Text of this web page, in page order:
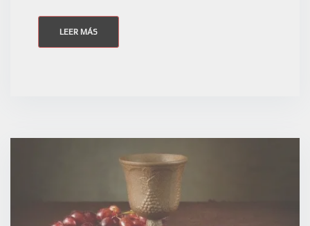
LEER MÁS